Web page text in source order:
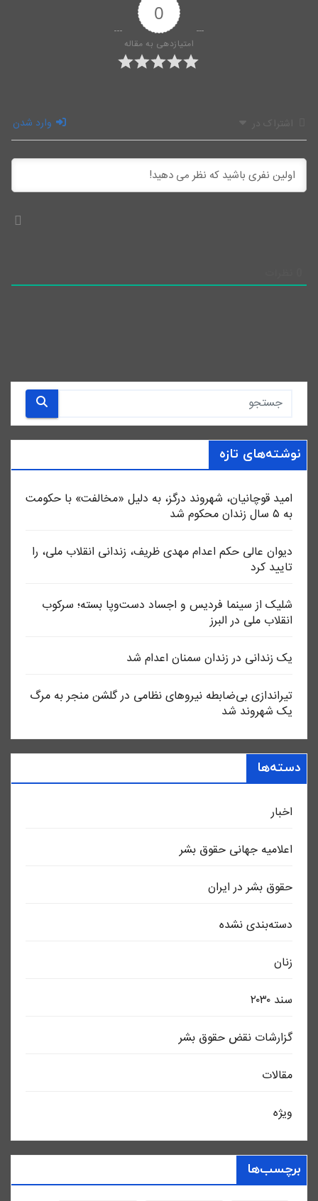
0
امتیازدهی به مقاله
اشتراک در وارد شدن
نوشته‌های تازه
امید قوچانیان، شهروند درگز، به دلیل «مخالفت» با حکومت
به ۵ سال زندان محکوم شد
دیوان عالی حکم اعدام مهدی ظریف، زندانی انقلاب ملی، را
تایید کرد
شلیک از سینما فردیس و اجساد دست‌وپا بسته؛ سرکوب
انقلاب ملی در البرز
یک زندانی در زندان سمنان اعدام شد
تیراندازی بی‌ضابطه نیروهای نظامی در گلشن منجر به مرگ
یک شهروند شد
دسته‌ها
اخبار
اعلاميه جهانی حقوق بشر
حقوق بشر در ایران
دسته‌بندی نشده
زنان
سند ٢٠٣٠
گزارشات نقض حقوق بشر
مقالات
ویژه
برچسب‌ها